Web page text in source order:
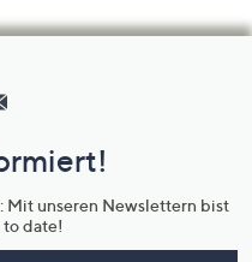
Mit unseren Newslettern bist
to date!